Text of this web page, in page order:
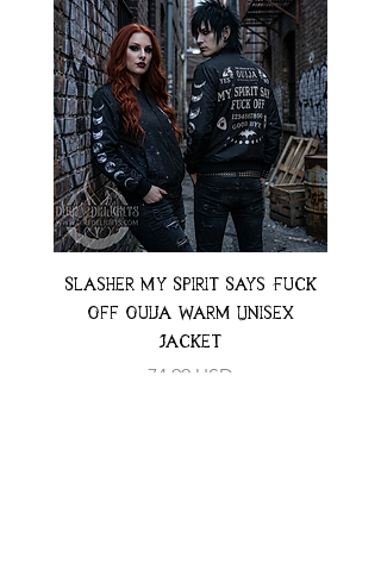
Slasher My Spirit Says Fuck
Off Ouija Warm Unisex
Jacket
Preț
74,99 USD